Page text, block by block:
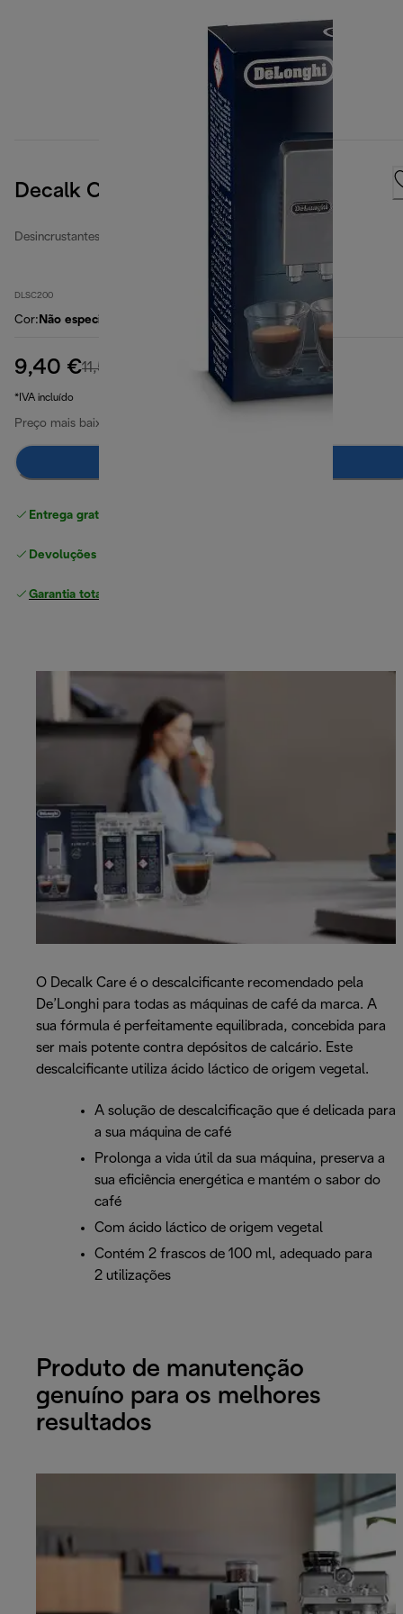
Decalk Care
Desincrustantes e filtros de água
DLSC200
Cor: Não especificado
9,40 €11,50 € preço original 11,50 €
*IVA incluído
Preço mais baixo nos últimos 30 dias
Entrega gratuita padrão
Devoluções gratuitas
Garantia total
O Decalk Care é o descalcificante recomendado pela
De’Longhi para todas as máquinas de café da marca. A
sua fórmula é perfeitamente equilibrada, concebida para
ser mais potente contra depósitos de calcário. Este
descalcificante utiliza ácido láctico de origem vegetal.
A solução de descalcificação que é delicada para
a sua máquina de café
Prolonga a vida útil da sua máquina, preserva a
sua eficiência energética e mantém o sabor do
café
Com ácido láctico de origem vegetal
Contém 2 frascos de 100 ml, adequado para
2 utilizações
Produto de manutenção
genuíno para os melhores
resultados